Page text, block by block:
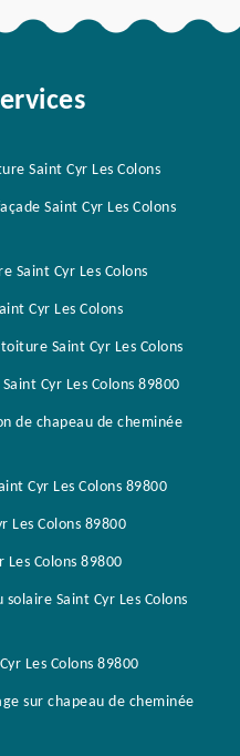
Saint Cyr Les Colons
Saint Cyr Les Colons
Saint Cyr Les Colons
Cyr Les Colons
Saint Cyr Les Colons
Cyr Les Colons 89800
de chapeau de cheminée
Cyr Les Colons 89800
Les Colons 89800
Colons 89800
Saint Cyr Les Colons
Les Colons 89800
sur chapeau de cheminée